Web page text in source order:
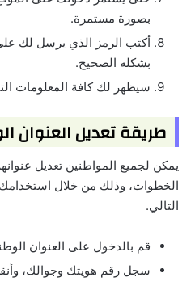
بصورة مستمرة.
أكتب الرمز الذي يرسل لك
بشكله الصحيح.
سيظهر لك كافة المعلومات
طريقة تعديل العنوان
يمكن لجميع المواطنين تعديل
الخطوات، وذلك من خلال استخدامك
التالي.
قم بالدخول على العنوان
سجل رقم هويتك وجوالك،